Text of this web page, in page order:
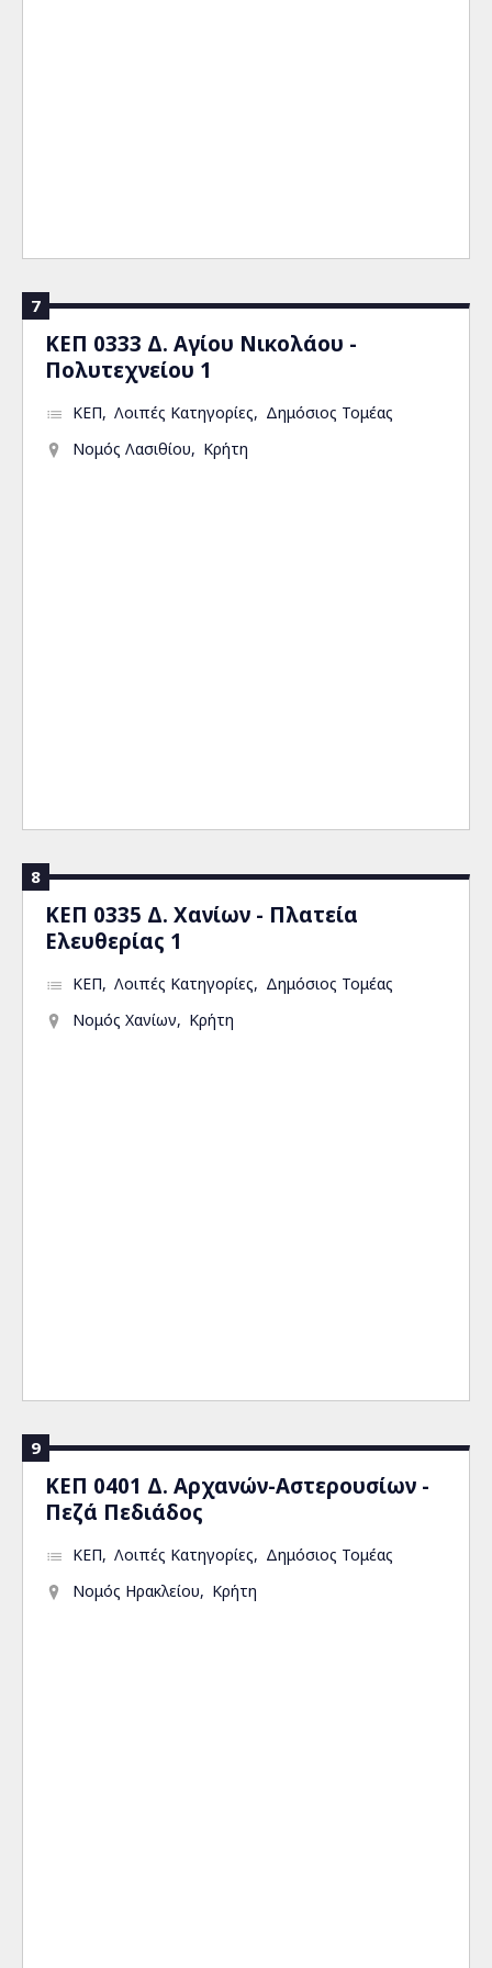
7
ΚΕΠ 0333 Δ. Αγίου Νικολάου -
Πολυτεχνείου 1
ΚΕΠ Λοιπές Κατηγορίες
Δημόσιος Τομέας
Νομός Λασιθίου
Κρήτη
8
ΚΕΠ 0335 Δ. Χανίων - Πλατεία
Ελευθερίας 1
ΚΕΠ Λοιπές Κατηγορίες
Δημόσιος Τομέας
Νομός Χανίων
Κρήτη
9
ΚΕΠ 0401 Δ. Αρχανών-Αστερουσίων -
Πεζά Πεδιάδος
ΚΕΠ Λοιπές Κατηγορίες
Δημόσιος Τομέας
Νομός Ηρακλείου
Κρήτη